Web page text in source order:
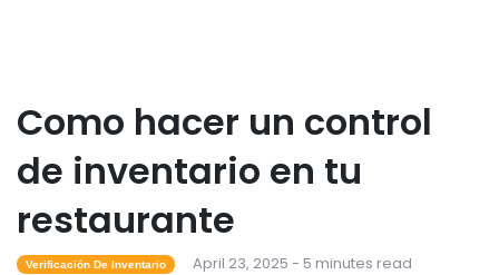
Como hacer un control
de inventario en tu
restaurante
Verificación De Inventario April 23, 2025 - 5 minutes read